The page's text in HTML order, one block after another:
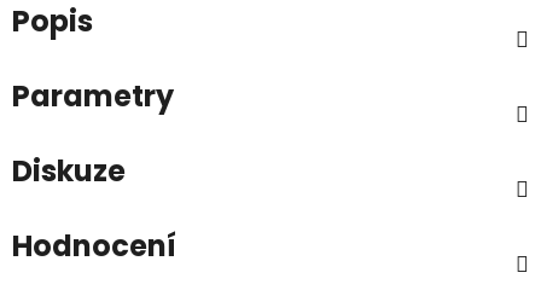
Popis
Parametry
Diskuze
Hodnocení